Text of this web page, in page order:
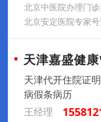
北京中医院办理门
天津嘉盛健
天津代开住院证
病假条病历
王经理